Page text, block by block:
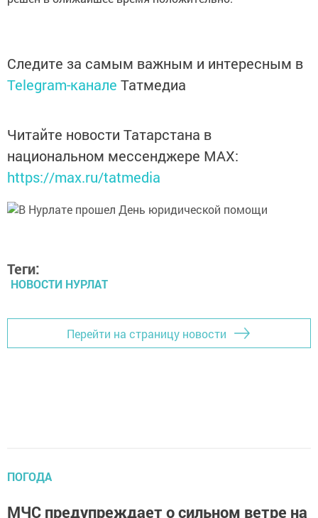
Следите за самым важным и интересным в
Telegram-канале Татмедиа
Читайте новости Татарстана в
национальном мессенджере MАХ:
https://max.ru/tatmedia
Теги:
НОВОСТИ НУРЛАТ
Перейти на страницу новости
ПОГОДА
МЧС предупреждает о сильном ветре на